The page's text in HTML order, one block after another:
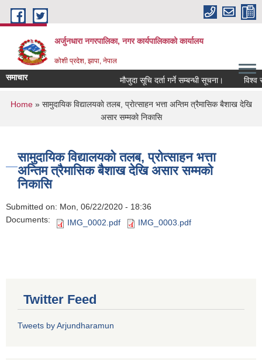
Skip to main content
अर्जुनधारा नगरपालिका, नगर कार्यपालिकाको कार्यालय
कोशी प्रदेश, झापा, नेपाल
समाचार मौजुदा सूचि दर्ता गर्ने सम्बन्धी सूचना। विश्व
You are here
Home» सामुदायिक विद्यालयकाे तलब, प्राेत्साहन भत्ता अन्तिम त्रैमासिक बैशाख देखि
असार सम्मकाे निकासि
सामुदायिक विद्यालयकाे तलब, प्राेत्साहन भत्ता
अन्तिम त्रैमासिक बैशाख देखि असार सम्मकाे
निकासि
Submitted on: Mon, 06/22/2020 - 18:36
Documents:
IMG_0002.pdf IMG_0003.pdf
Twitter Feed
Tweets by Arjundharamun